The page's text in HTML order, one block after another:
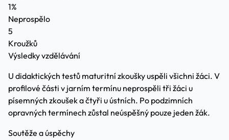
1%
Neprospělo
5
Kroužků
Výsledky vzdělávání
U didaktických testů maturitní zkoušky uspěli všichni žáci. V
profilové části v jarním termínu neprospěli tři žáci u
písemných zkoušek a čtyři u ústních. Po podzimních
opravných termínech zůstal neúspěšný pouze jeden žák.
Soutěže a úspěchy